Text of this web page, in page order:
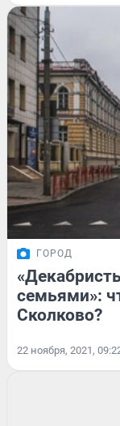
ГОРОД
семьями»:
Сколково?
22 ноября, 2021,